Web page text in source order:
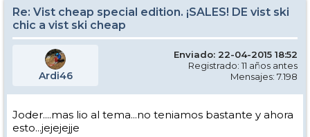
Re: Vist cheap special edition. ¡SALES! DE vist ski
chic a vist ski cheap
Ardi46
Enviado: 22-04-2015 18:52
Registrado: 11 años antes
Mensajes: 7.198
Joder....mas lio al tema...no teniamos bastante y ahora
esto...jejejejje